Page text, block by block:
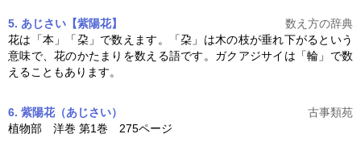
5. あじさい【紫陽花】
数え方の辞典
花は「本」「朶」で数えます。「朶」は木の枝が垂れ下がるという
意味で、花のかたまりを数える語です。ガク アジサイ は「輪」で数
えることもあります。
6. 紫陽花（あじさい）
古事類苑
植物部 洋巻 第1巻 275ページ